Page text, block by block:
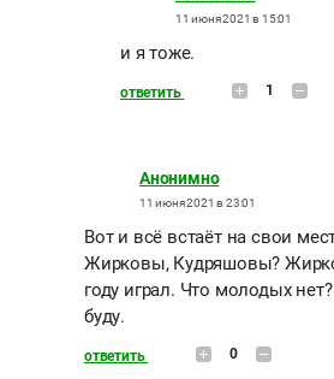
11 июня 2021 в 15:01
и я тоже.
ответить 1
Анонимно
11 июня 2021 в 23:01
Вот и всё встаёт на свои
Жирковы, Кудряшовы?
году играл. Что молодых
буду.
ответить 0